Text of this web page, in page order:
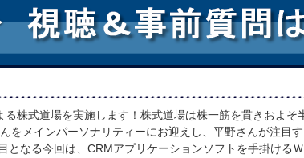
株式道場を実施します！株式道場は株一筋を貫きおよ
をメインパーソナリティーにお迎えし、平野さんが注目
となる今回は、CRMアプリケーションソフトを手掛ける